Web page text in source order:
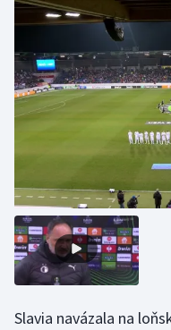
Golf
Gymnastika
Házená
Jezdectví
Judo
Krasobruslení
Lezení
Lyže a snowboard
Slavia navázala na